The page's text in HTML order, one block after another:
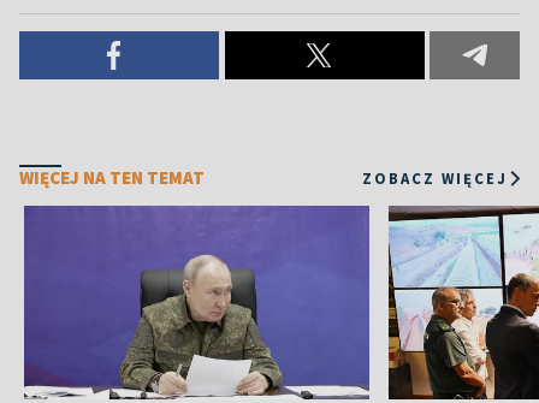
WIĘCEJ NA TEN TEMAT ZOBACZ WIĘCEJ